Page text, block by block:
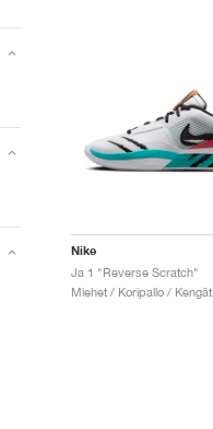
Nike
Ja 1 "Reverse Scratch"
Miehet / Koripallo / Kengät